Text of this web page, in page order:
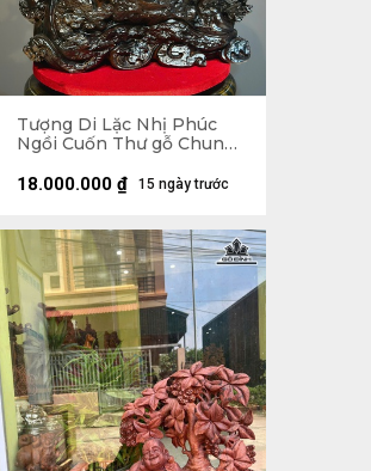
Tượng Di Lặc Nhị Phúc
Ngồi Cuốn Thư gỗ Chun
50 Sâu 22 (cm)15 ngày trước
18.000.000 ₫